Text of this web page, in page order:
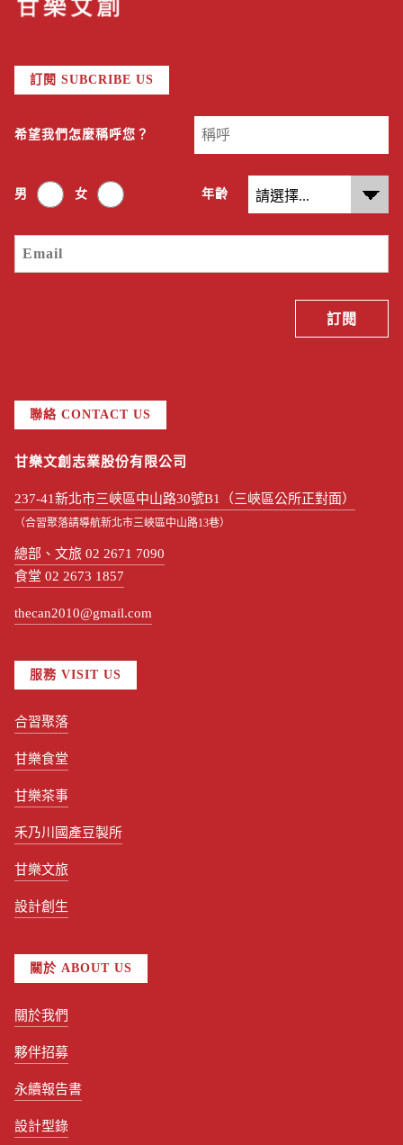
訂閱 SUBCRIBE US
希望我們怎麼稱呼您？
男 女 年齡
聯絡 CONTACT US
甘樂文創志業股份有限公司
237-41新北市三峽區中山路30號B1（三峽區公所正對面）
（合習聚落請導航新北市三峽區中山路13巷）
總部、文旅 02 2671 7090
食堂 02 2673 1857
thecan2010@gmail.com
服務 VISIT US
合習聚落
甘樂食堂
甘樂茶事
禾乃川國產豆製所
甘樂文旅
設計創生
關於 ABOUT US
關於我們
夥伴招募
永續報告書
設計型錄